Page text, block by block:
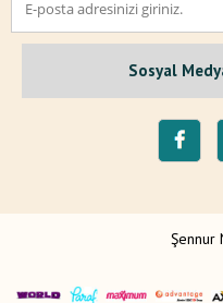
Sosyal
Şennur